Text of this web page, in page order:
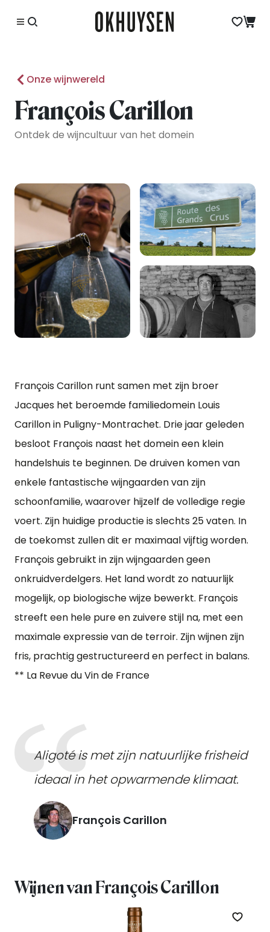
Onze wijnwereld
François Carillon
Ontdek de wijncultuur van het domein
François Carillon runt samen met zijn broer
Jacques het beroemde familiedomein Louis
Carillon in Puligny-Montrachet. Drie jaar geleden
besloot François naast het domein een klein
handelshuis te beginnen. De druiven komen van
enkele fantastische wijngaarden van zijn
schoonfamilie, waarover hijzelf de volledige regie
voert. Zijn huidige productie is slechts 25 vaten. In
de toekomst zullen dit er maximaal vijftig worden.
François gebruikt in zijn wijngaarden geen
onkruidverdelgers. Het land wordt zo natuurlijk
mogelijk, op biologische wijze bewerkt. François
streeft een hele pure en zuivere stijl na, met een
maximale expressie van de terroir. Zijn wijnen zijn
fris, prachtig gestructureerd en perfect in balans.
** La Revue du Vin de France
Aligoté is met zijn natuurlijke frisheid
ideaal in het opwarmende klimaat.
François Carillon
Wijnen van François Carillon
Zet